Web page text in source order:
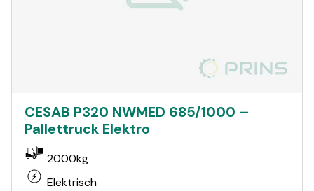
CESAB P320 NWMED 685/1000 –
Pallettruck Elektro
2000kg
Elektrisch